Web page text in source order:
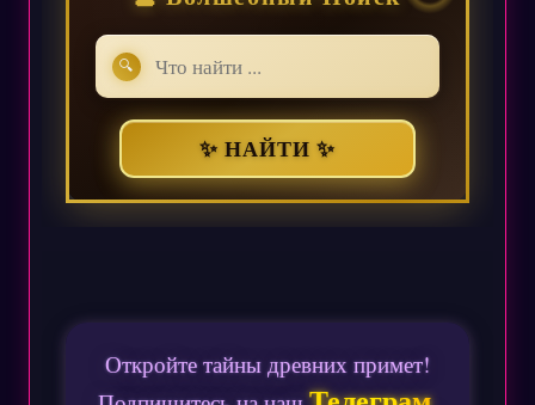
🔍
✨ НАЙТИ ✨
Откройте тайны древних примет!